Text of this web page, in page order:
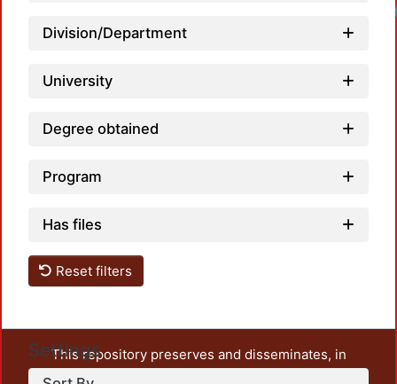
Division/Department
University
Degree obtained
Program
Has files
Reset filters
Settings
This repository preserves and disseminates, in
unrestricted open access, the teaching and research